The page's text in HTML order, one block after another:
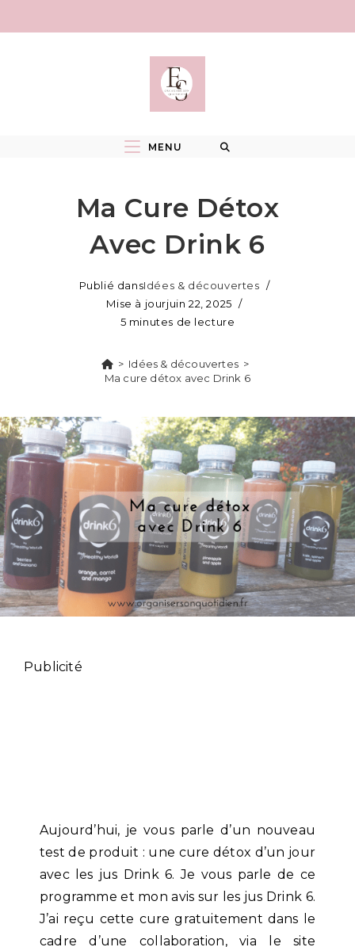
MENU
Ma Cure Détox
Avec Drink 6
Publié dansIdées & découvertes
Mise à jourjuin 22, 2025
5 minutes de lecture
> Idées & découvertes >
Ma cure détox avec Drink 6
Publicité
Aujourd’hui, je vous parle d’un nouveau
test de produit : une cure détox d’un jour
avec les jus Drink 6. Je vous parle de ce
programme et mon avis sur les jus Drink 6.
J’ai reçu cette cure gratuitement dans le
cadre d’une collaboration, via le site